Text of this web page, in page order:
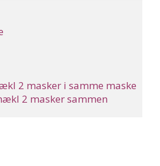
2 masker i samme maske
2 masker sammen